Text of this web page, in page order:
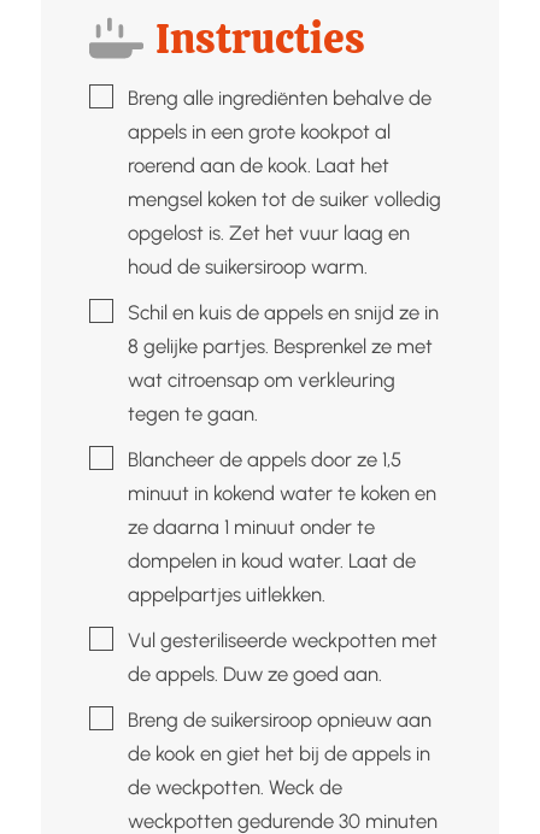
Instructies
▢Breng alle ingrediënten behalve de
appels in een grote kookpot al
roerend aan de kook. Laat het
mengsel koken tot de suiker volledig
opgelost is. Zet het vuur laag en
houd de suikersiroop warm.
▢Schil en kuis de appels en snijd ze in
8 gelijke partjes. Besprenkel ze met
wat citroensap om verkleuring
tegen te gaan.
▢Blancheer de appels door ze 1,5
minuut in kokend water te koken en
ze daarna 1 minuut onder te
dompelen in koud water. Laat de
appelpartjes uitlekken.
▢Vul gesteriliseerde weckpotten met
de appels. Duw ze goed aan.
▢Breng de suikersiroop opnieuw aan
de kook en giet het bij de appels in
de weckpotten. Weck de
weckpotten gedurende 30 minuten